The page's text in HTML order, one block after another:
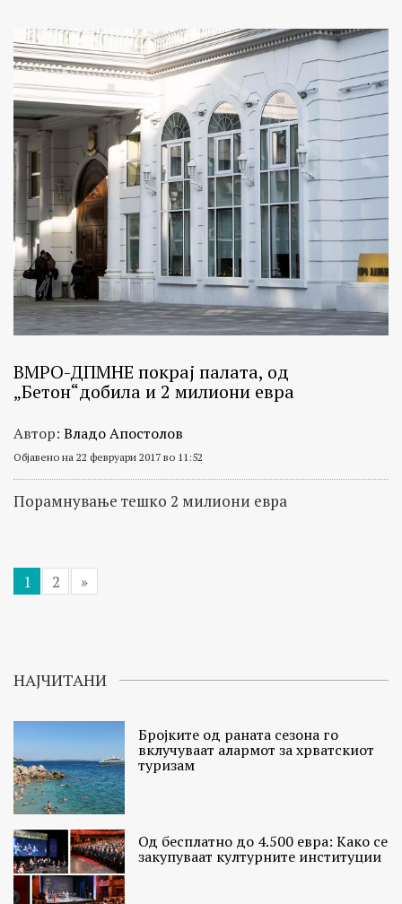
ВМРО-ДПМНЕ покрај палата, од
„Бетон“добила и 2 милиони евра
Автор: Владо Апостолов
Објавено на 22 февруари 2017 во 11:52
Порамнување тешко 2 милиони евра
1 2 »
НАЈЧИТАНИ
Бројките од раната сезона го
вклучуваат алармот за хрватскиот
туризам
Од бесплатно до 4.500 евра: Како се
закупуваат културните институции